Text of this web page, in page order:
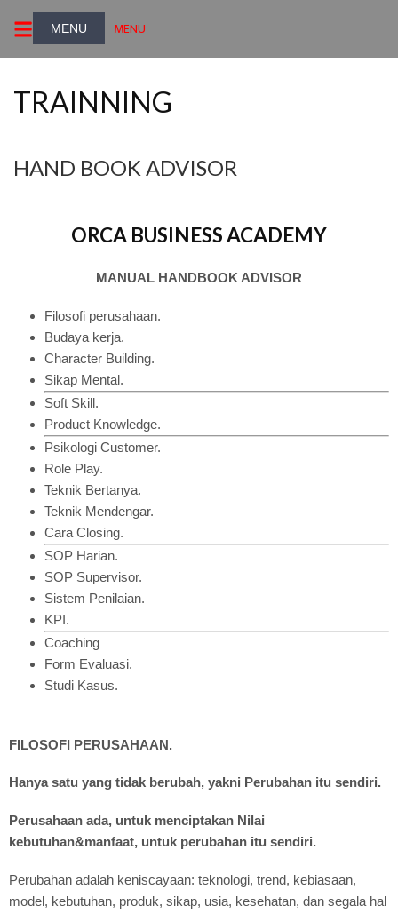
MENU
TRAINNING
HAND BOOK ADVISOR
ORCA BUSINESS ACADEMY
MANUAL HANDBOOK ADVISOR
Filosofi perusahaan.
Budaya kerja.
Character Building.
Sikap Mental.
Soft Skill.
Product Knowledge.
Psikologi Customer.
Role Play.
Teknik Bertanya.
Teknik Mendengar.
Cara Closing.
SOP Harian.
SOP Supervisor.
Sistem Penilaian.
KPI.
Coaching
Form Evaluasi.
Studi Kasus.
FILOSOFI PERUSAHAAN.
Hanya satu yang tidak berubah, yakni Perubahan itu sendiri.
Perusahaan ada, untuk menciptakan Nilai
kebutuhan&manfaat, untuk perubahan itu sendiri.
Perubahan adalah keniscayaan: teknologi, trend, kebiasaan,
model, kebutuhan, produk, sikap, usia, kesehatan, dan segala hal